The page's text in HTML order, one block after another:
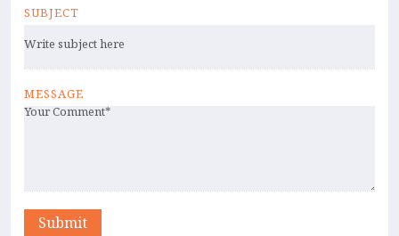
SUBJECT
MESSAGE
Submit